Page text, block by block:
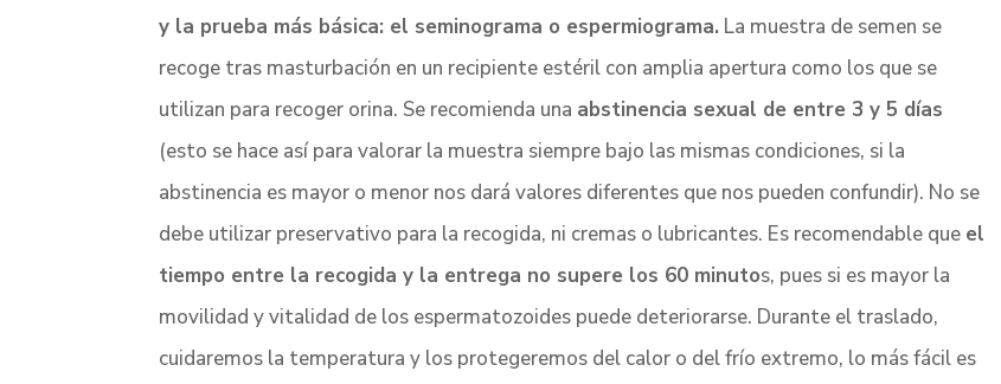
y la prueba más básica: el seminograma o espermiograma. La muestra de semen se
recoge tras masturbación en un recipiente estéril con amplia apertura como los que se
utilizan para recoger orina. Se recomienda una abstinencia sexual de entre 3 y 5 días
(esto se hace así para valorar la muestra siempre bajo las mismas condiciones, si la
abstinencia es mayor o menor nos dará valores diferentes que nos pueden confundir). No se
debe utilizar preservativo para la recogida, ni cremas o lubricantes. Es recomendable que el
tiempo entre la recogida y la entrega no supere los 60 minutos, pues si es mayor la
movilidad y vitalidad de los espermatozoides puede deteriorarse. Durante el traslado,
cuidaremos la temperatura y los protegeremos del calor o del frío extremo, lo más fácil es